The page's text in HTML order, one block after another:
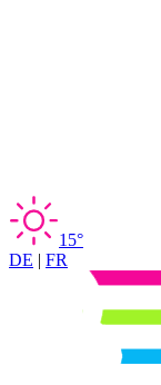
15°
DE | FR